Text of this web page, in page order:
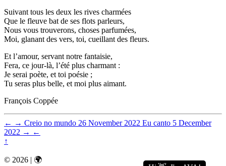
Suivant tous les deux les rives charmées
Que le fleuve bat de ses flots parleurs,
Nous vous trouverons, choses parfumées,
Moi, glanant des vers, toi, cueillant des fleurs.
Et l’amour, servant notre fantaisie,
Fera, ce jour-là, l’été plus charmant :
Je serai poète, et toi poésie ;
Tu seras plus belle, et moi plus aimant.
François Coppée
← → Creio no mundo 26 November 2022 Eu canto 5 December
2022 → ←
↑
© 2026 | 🌍